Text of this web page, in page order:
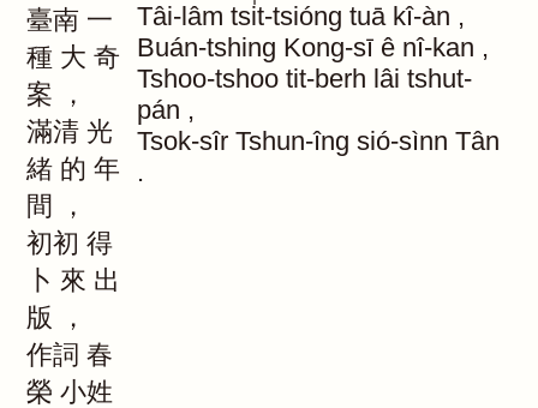
臺南 一
種 大 奇
案
，
滿清 光
緒 的 年
間
，
初初 得
卜 來 出
版
，
作詞 春
榮 小姓
Tâi-lâm tsi̍t-tsióng tuā kî-àn ,
Buán-tshing Kong-sī ê nî-kan ,
Tshoo-tshoo tit-berh lâi tshut-
pán ,
Tsok-sîr Tshun-îng sió-sìnn Tân
.